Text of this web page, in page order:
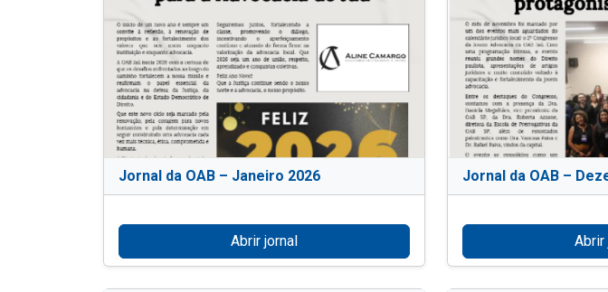
Jornal da OAB – Janeiro 2026
Abrir jornal
Jornal da OAB –
Abrir